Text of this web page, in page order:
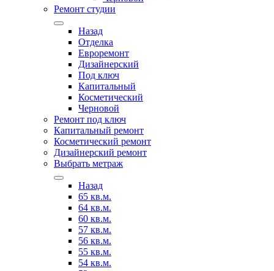
Ремонт студии
Назад
Отделка
Евроремонт
Дизайнерский
Под ключ
Капитальный
Косметический
Черновой
Ремонт под ключ
Капитальный ремонт
Косметический ремонт
Дизайнерский ремонт
Выбрать метраж
Назад
65 кв.м.
64 кв.м.
60 кв.м.
57 кв.м.
56 кв.м.
55 кв.м.
54 кв.м.